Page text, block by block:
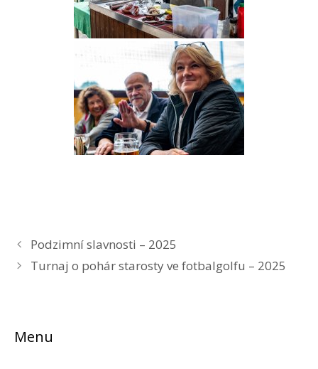
Podzimní slavnosti – 2025
Turnaj o pohár starosty ve fotbalgolfu – 2025
Menu